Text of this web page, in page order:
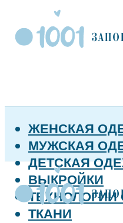
ЖЕНСКАЯ
МУЖСКАЯ
ДЕТСКАЯ
ВЫКРОЙКИ
ТЕХНОЛОГИИ
ТКАНИ